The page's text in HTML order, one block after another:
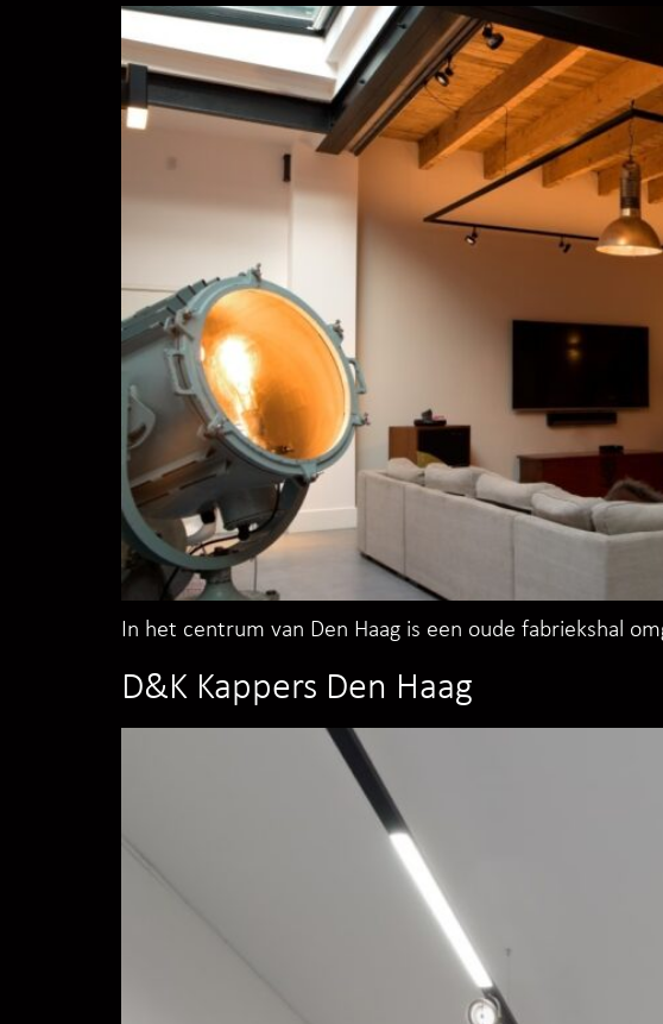
In het centrum van Den Haag is een oude fabriekshal
D&K Kappers Den Haag